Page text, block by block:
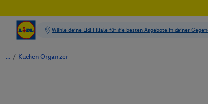
/ Küchen Organizer